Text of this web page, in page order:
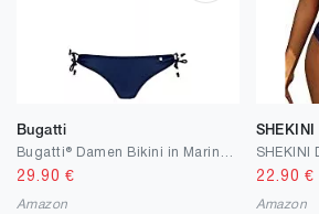
Bugatti
29.90 €
Amazon
SHEKINI
22.90 €
Amazon